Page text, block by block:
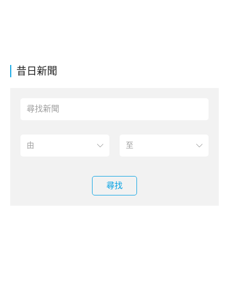
昔日新聞
尋找